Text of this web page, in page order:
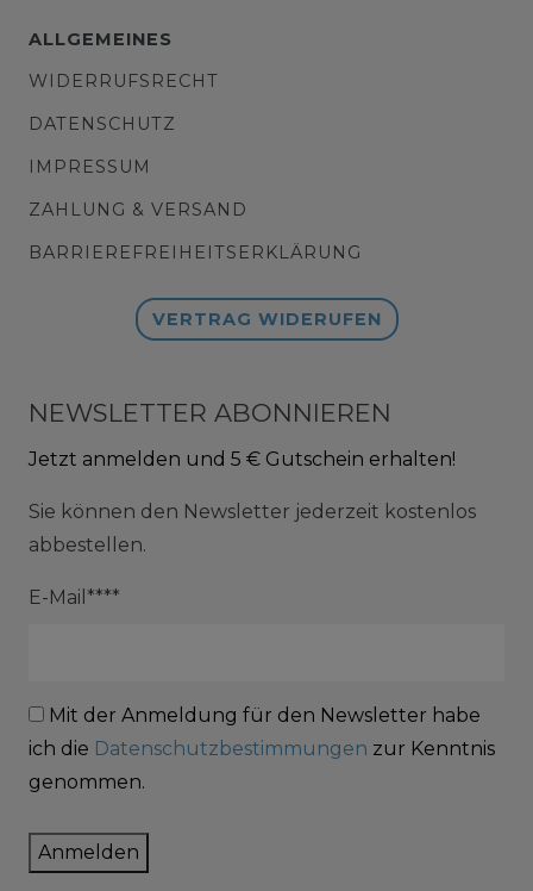
ALLGEMEINES
WIDERRUFSRECHT
DATENSCHUTZ
IMPRESSUM
ZAHLUNG & VERSAND
BARRIEREFREIHEITSERKLÄRUNG
VERTRAG WIDERUFEN
NEWSLETTER ABONNIEREN
Jetzt anmelden und 5 € Gutschein erhalten!
Sie können den Newsletter jederzeit kostenlos
abbestellen.
E-Mail****
Mit der Anmeldung für den Newsletter habe
ich die Datenschutzbestimmungen zur Kenntnis
genommen.
Anmelden